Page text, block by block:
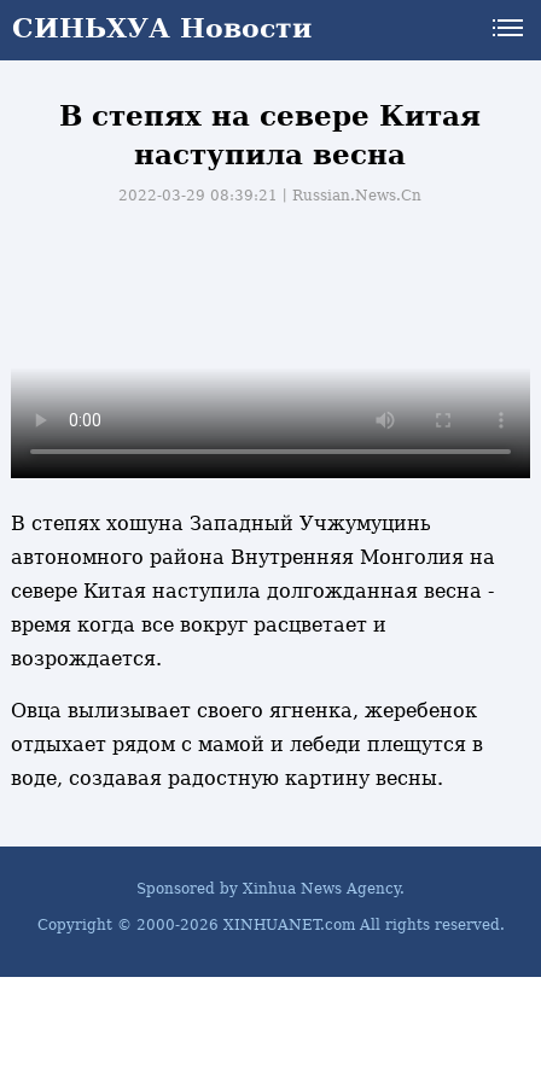
СИНЬХУА Новости
В степях на севере Китая
наступила весна
2022-03-29 08:39:21丨Russian.News.Cn
В степях хошуна Западный Учжумуцинь
автономного района Внутренняя Монголия на
севере Китая наступила долгожданная весна -
время когда все вокруг расцветает и
возрождается.
Овца вылизывает своего ягненка, жеребенок
отдыхает рядом с мамой и лебеди плещутся в
воде, создавая радостную картину весны.
Sponsored by Xinhua News Agency.
Copyright © 2000-2026 XINHUANET.com All rights reserved.